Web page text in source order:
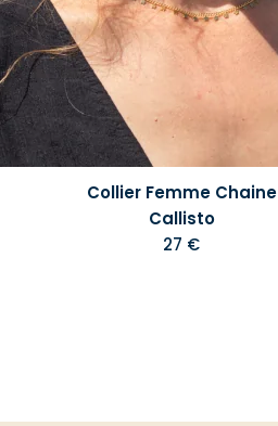
Collier Femme Chaine
Callisto
27 €